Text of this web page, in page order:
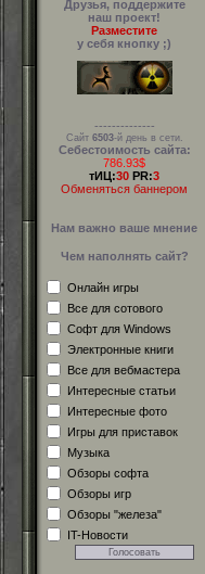
Друзья, поддержите
наш проект!
Разместите
у себя кнопку ;)
--------------
Сайт 6503-й день в сети.
Себестоимость сайта:
786.93$
тИЦ:30 PR:3
Обменяться баннером
Нам важно ваше мнение
Чем наполнять сайт?
Онлайн игры
Все для сотового
Софт для Windows
Электронные книги
Все для вебмастера
Интересные статьи
Интересные фото
Игры для приставок
Музыка
Обзоры софта
Обзоры игр
Обзоры "железа"
IT-Новости